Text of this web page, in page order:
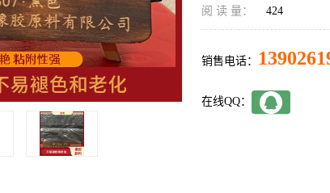
阅 读 量： 424
销售电话：
在线QQ：